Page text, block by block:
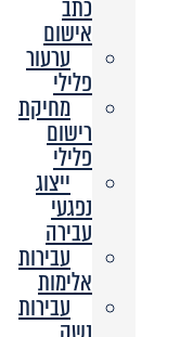
כתב
אישום
ערעור
פלילי
מחיקת
רישום
פלילי
ייצוג
נפגעי
עבירה
עבירות
אלימות
עבירות